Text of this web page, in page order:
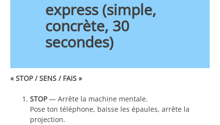
express (simple,
concrète, 30
secondes)
« STOP / SENS / FAIS »
STOP— Arrête la machine mentale.
Pose ton téléphone, baisse les épaules, arrête la
projection.